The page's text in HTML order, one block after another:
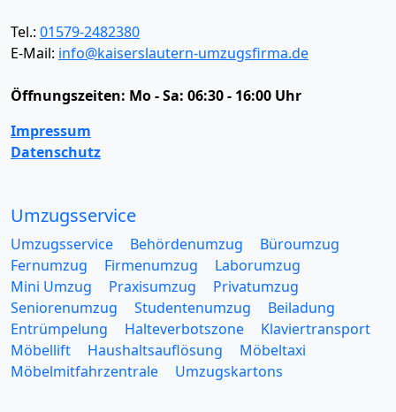
Tel.: 01579-2482380
E-Mail: info@kaiserslautern-umzugsfirma.de
Öffnungszeiten: Mo - Sa: 06:30 - 16:00 Uhr
Impressum
Datenschutz
Umzugsservice
Umzugsservice Behördenumzug
Büroumzug
Fernumzug
Firmenumzug
Laborumzug
Mini Umzug
Praxisumzug
Privatumzug
Seniorenumzug
Studentenumzug
Beiladung
Entrümpelung
Halteverbotszone
Klaviertransport
Möbellift
Haushaltsauflösung
Möbeltaxi
Möbelmitfahrzentrale
Umzugskartons